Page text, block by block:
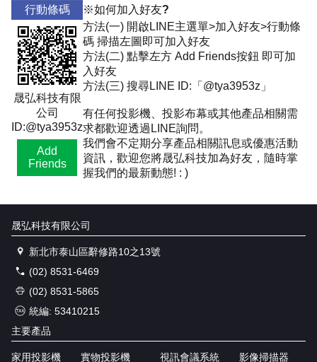
行動條碼
晟弘科技有限
公司
ID:@tya3953z
Add
Friends
※如何加入好友?
方法(一) 開啟LINE主選單>加入好友>行動條
碼 掃描左圖即可加入好友
方法(二) 點擊左方 Add Friends按鈕 即可加
入好友
方法(三) 搜尋LINE ID:「@tya3953z」
有任何投影機、投影布幕或其他產品相關需
求都歡迎透過LINE詢問。
我們會不定期分享產品相關訊息或優惠活動
資訊，歡迎您將晟弘科技加為好友，隨時掌
握我們的最新動態! : )
晟弘科技有限公司
新北市泰山區辭修路10之13號
(02) 8531-6469
(02) 8531-5865
統編: 53410215
主要產品
家用投影機 實物投影機 視訊會議系統 影像掃描器